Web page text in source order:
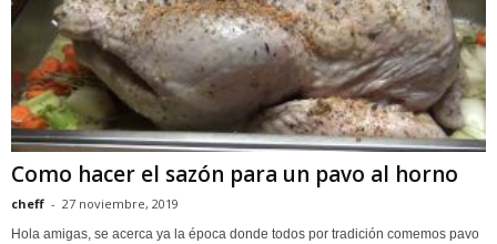
Como hacer el sazón para un pavo al horno
cheff - 27 noviembre, 2019
Hola amigas, se acerca ya la época donde todos por tradición comemos pavo